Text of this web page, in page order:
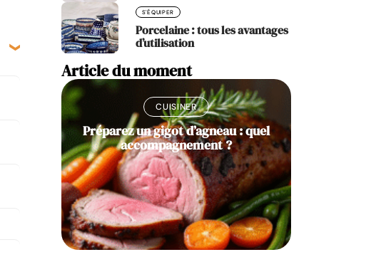
S'ÉQUIPER
Porcelaine : tous les avantages
d’utilisation
Article du moment
CUISINER
Préparez un gigot d’agneau : quel
accompagnement ?